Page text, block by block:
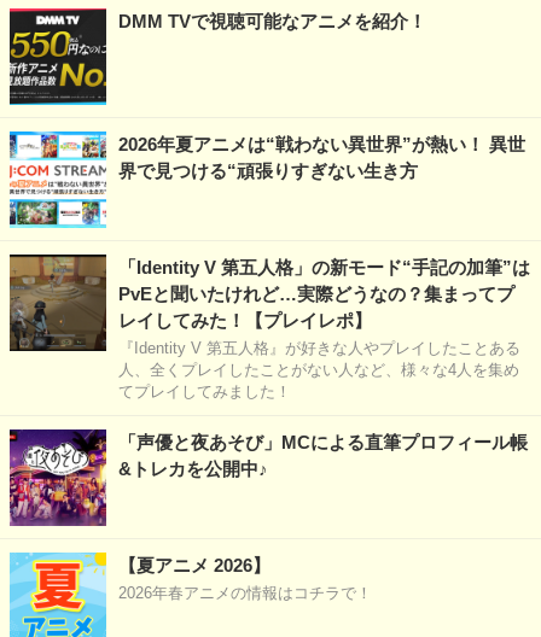
DMM TVで視聴可能なアニメを紹介！
2026年夏アニメは“戦わない異世界”が熱い！ 異世
界で見つける“頑張りすぎない生き方
「Identity V 第五人格」の新モード“手記の加筆”は
PvEと聞いたけれど…実際どうなの？集まってプ
レイしてみた！【プレイレポ】
『Identity V 第五人格』が好きな人やプレイしたことある
人、全くプレイしたことがない人など、様々な4人を集め
てプレイしてみました！
「声優と夜あそび」MCによる直筆プロフィール帳
&トレカを公開中♪
【夏アニメ 2026】
2026年春アニメの情報はコチラで！